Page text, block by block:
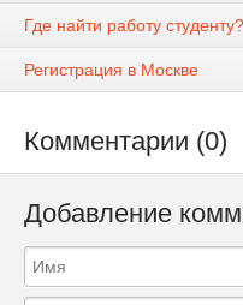
Где найти работу студенту?
Регистрация в Москве
Комментарии (0)
Добавление